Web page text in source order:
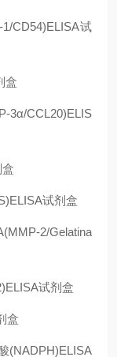
CD54)ELISA试
盒
3α/CCL20)ELIS
试剂盒
2/Gelatina
试剂盒
盒
(NADPH)ELISA